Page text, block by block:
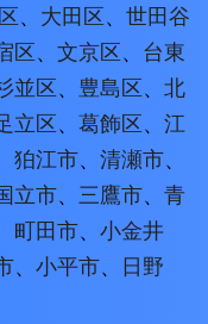
、 大田区、 世田谷
区、 文京区、 台東
並区、 豊島区、 北
立区、 葛飾区、 江
狛江市、 清瀬市、
立市、 三鷹市、 青
町田市、 小金井
、 小平市、 日野